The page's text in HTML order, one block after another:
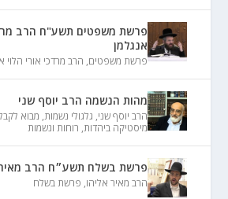
פרשת משפטים תשע"ח הרב
אנגלמן
פרשת משפטים, הרב מרדכי אורי הלוי
מהות הנשמה הרב יוסף שני
הרב יוסף שני, גלגולי נשמות, מבוא
מיסטיקה ביהדות, רוחות ונשמות
פרשת בשלח תשע״ח הרב מאיר
הרב מאיר אליהו, פרשת בשלח